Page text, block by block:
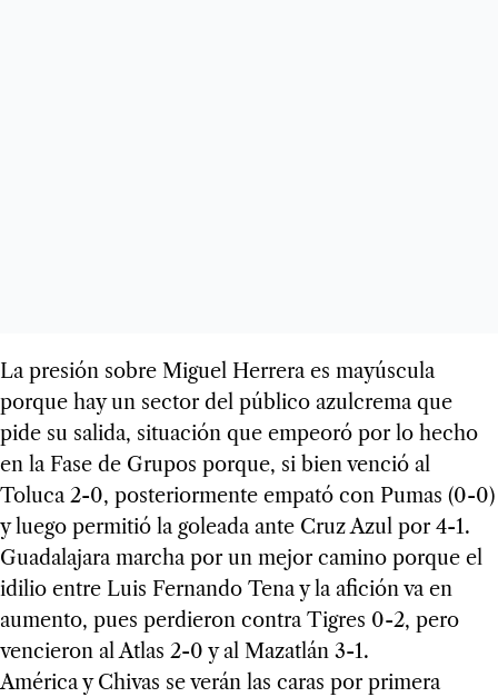
La presión sobre Miguel Herrera es mayúscula
porque hay un sector del público azulcrema que
pide su salida, situación que empeoró por lo hecho
en la Fase de Grupos porque, si bien venció al
Toluca 2-0, posteriormente empató con Pumas (0-0)
y luego permitió la goleada ante Cruz Azul por 4-1.
Guadalajara marcha por un mejor camino porque el
idilio entre Luis Fernando Tena y la afición va en
aumento, pues perdieron contra Tigres 0-2, pero
vencieron al Atlas 2-0 y al Mazatlán 3-1.
América y Chivas se verán las caras por primera